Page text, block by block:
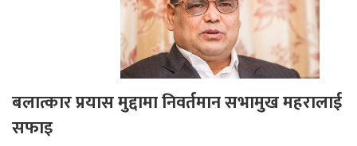
बलात्कार प्रयास मुद्दामा निवर्तमान सभामुख महरालाई
सफाइ